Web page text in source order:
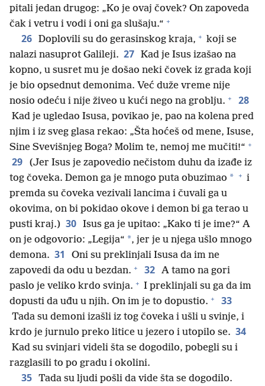
pitali jedan drugog: „Ko je ovaj čovek? On zapoveda
čak i vetru i vodi i oni ga slušaju.“ +
26 Doplovili su do gerasinskog kraja, + koji se
nalazi nasuprot Galileji. 27 Kad je Isus izašao na
kopno, u susret mu je došao neki čovek iz grada koji
je bio opsednut demonima. Već duže vreme nije
nosio odeću i nije živeo u kući nego na groblju. + 28
Kad je ugledao Isusa, povikao je, pao na kolena pred
njim i iz sveg glasa rekao: „Šta hoćeš od mene, Isuse,
Sine Svevišnjeg Boga? Molim te, nemoj me mučiti!“ +
29
(Jer Isus je zapovedio nečistom duhu da izađe iz
tog čoveka. Demon ga je mnogo puta obuzimao * + i
premda su čoveka vezivali lancima i čuvali ga u
okovima, on bi pokidao okove i demon bi ga terao u
pusti kraj.) 30 Isus ga je upitao: „Kako ti je ime?“ A
on je odgovorio: „Legija“ *, jer je u njega ušlo mnogo
demona. 31
Oni su preklinjali Isusa da im ne
zapovedi da odu u bezdan. + 32 A tamo na gori
paslo je veliko krdo svinja. + I preklinjali su ga da im
dopusti da uđu u njih. On im je to dopustio. + 33
Tada su demoni izašli iz tog čoveka i ušli u svinje, i
krdo je jurnulo preko litice u jezero i utopilo se. 34
Kad su svinjari videli šta se dogodilo, pobegli su i
razglasili to po gradu i okolini.
35 Tada su ljudi pošli da vide šta se dogodilo.